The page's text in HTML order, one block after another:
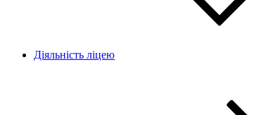
Діяльність ліцею